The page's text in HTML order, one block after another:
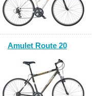
Amulet Route 20